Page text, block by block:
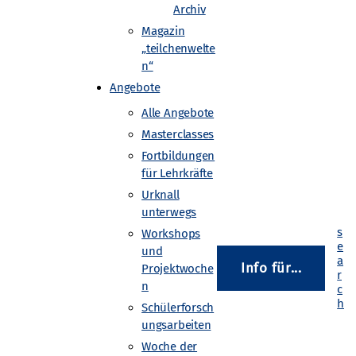
Archiv
Magazin
„teilchenwelte
n“
Angebote
Alle Angebote
Masterclasses
Fortbildungen
für Lehrkräfte
Urknall
unterwegs
Workshops
und
Projektwoche
n
Schülerforsch
ungsarbeiten
Woche der
Info für...